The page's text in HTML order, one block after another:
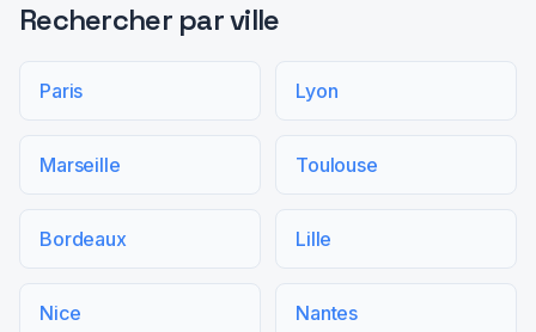
Rechercher par ville
Paris Lyon
Marseille Toulouse
Bordeaux Lille
Nice Nantes